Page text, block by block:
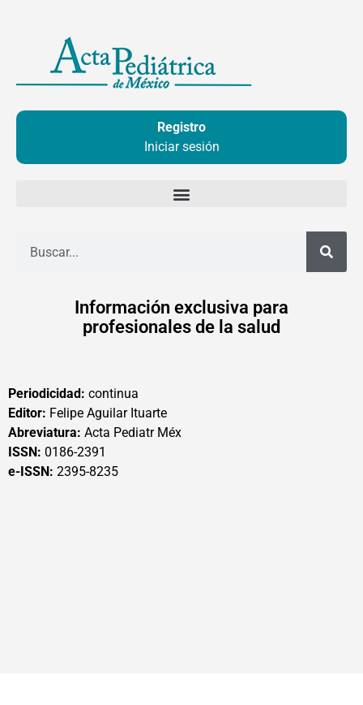
contenido
Registro
Iniciar sesión
Información exclusiva para
profesionales de la salud
Periodicidad: continua
Editor: Felipe Aguilar Ituarte
Abreviatura: Acta Pediatr Méx
ISSN: 0186-2391
e-ISSN: 2395-8235